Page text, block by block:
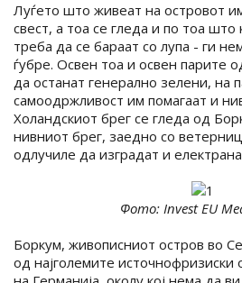
Луѓето што живеат на островот
свест, а тоа се гледа и по тоа што
треба да се бараат со лупа - ги
ѓубре. Освен тоа и освен парите
да останат генерално зелени, на
самоодржливост им помагаат и
Холандскиот брег се гледа од
нивниот брег, заедно со
одлучиле да изградат и електрана
Фото: Invest EU
Боркум, живописниот остров во
од најголемите источнофризиски